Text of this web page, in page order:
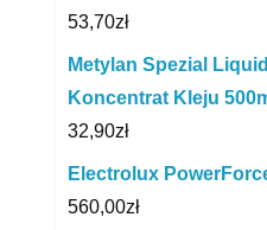
53,70zł
Metylan Spezial
Koncentrat Kleju
32,90zł
Electrolux
560,00zł